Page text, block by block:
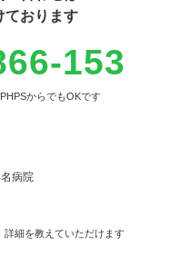
ております
153
からでもOKです
病院
詳細を教えていただけます